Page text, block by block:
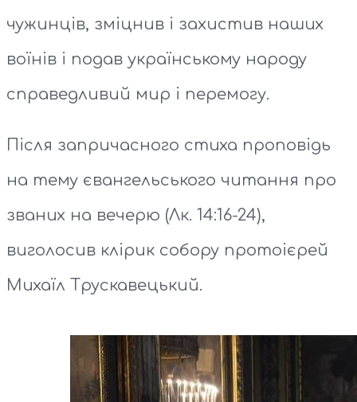
чужинців, зміцнив і захистив наших
воїнів і подав українському народу
справедливий мир і перемогу.
Після запричасного стиха проповідь
на тему євангельського читання про
званих на вечерю (Лк. 14:16-24),
виголосив клірик собору протоієрей
Михаїл Трускавецький.